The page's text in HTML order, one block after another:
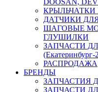
DOOSAN,
ДАТЧИКИ
ШАГОВЫЕ
ГЛУШИЛКИ
ЗАПЧАСТИ
(Екатеринбург-
РАСПРОДАЖА
БРЕНДЫ
ЗАПЧАСТИЯ
ЗАПЧАСТИ